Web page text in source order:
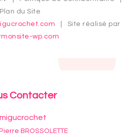
Plan du Site
| Site réalisé par
wp.com
Contacter
BROSSOLETTE